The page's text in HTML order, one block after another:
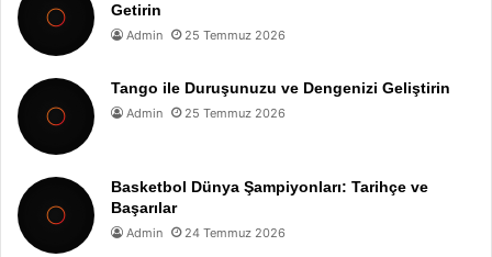
Getirin
Admin 25 Temmuz 2026
Tango ile Duruşunuzu ve Dengenizi Geliştirin
Admin 25 Temmuz 2026
Basketbol Dünya Şampiyonları: Tarihçe ve
Başarılar
Admin 24 Temmuz 2026